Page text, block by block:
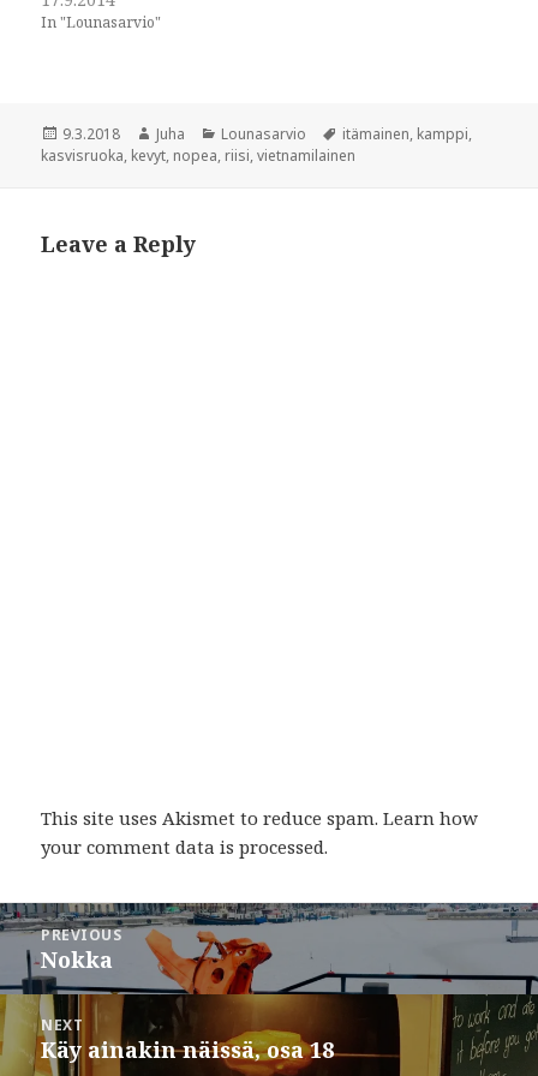
n
n
o
w
)
n
e
w
)
In "Lounasarvio"
Posted
on
9.3.2018 Author
Juha Categories
Lounasarvio Tags
itämainen, kamppi,
kasvisruoka, kevyt, nopea, riisi,vietnamilainen
Leave a Reply
This site uses Akismet to reduce spam.Learn how
your comment data is processed.
Post
navigation
PREVIOUS
Previous
post:
Nokka
NEXT
Next
Käy ainakin näissä, osa 18